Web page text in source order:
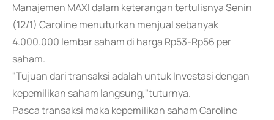
Manajemen MAXI dalam keterangan tertulisnya Senin
(12/1) Caroline menuturkan menjual sebanyak
4.000.000 lembar saham di harga Rp53-Rp56 per
saham.
"Tujuan dari transaksi adalah untuk Investasi dengan
kepemilikan saham langsung,"tuturnya.
Pasca transaksi maka kepemilikan saham Caroline